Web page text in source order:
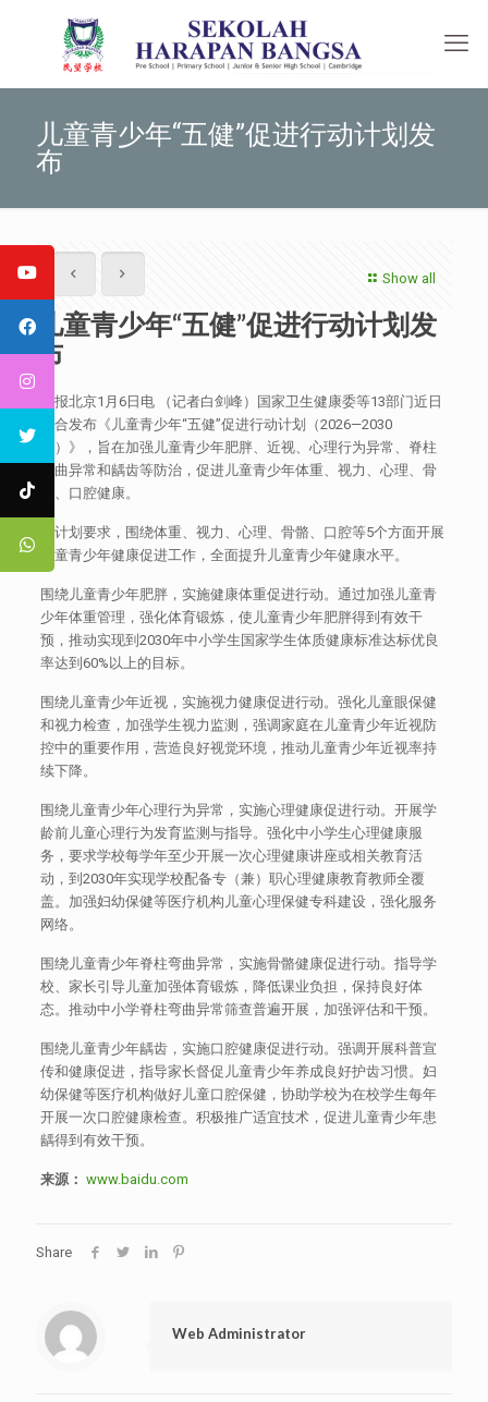
儿童青少年“五健”促进行动计划发
布
Show all
儿童青少年“五健”促进行动计划发
布
本报北京1月6日电 （记者白剑峰）国家卫生健康委等13部门近日
联合发布《儿童青少年“五健”促进行动计划（2026—2030
年）》，旨在加强儿童青少年肥胖、近视、心理行为异常、脊柱
弯曲异常和龋齿等防治，促进儿童青少年体重、视力、心理、骨
骼、口腔健康。
该计划要求，围绕体重、视力、心理、骨骼、口腔等5个方面开展
儿童青少年健康促进工作，全面提升儿童青少年健康水平。
围绕儿童青少年肥胖，实施健康体重促进行动。通过加强儿童青
少年体重管理，强化体育锻炼，使儿童青少年肥胖得到有效干
预，推动实现到2030年中小学生国家学生体质健康标准达标优良
率达到60%以上的目标。
围绕儿童青少年近视，实施视力健康促进行动。强化儿童眼保健
和视力检查，加强学生视力监测，强调家庭在儿童青少年近视防
控中的重要作用，营造良好视觉环境，推动儿童青少年近视率持
续下降。
围绕儿童青少年心理行为异常，实施心理健康促进行动。开展学
龄前儿童心理行为发育监测与指导。强化中小学生心理健康服
务，要求学校每学年至少开展一次心理健康讲座或相关教育活
动，到2030年实现学校配备专（兼）职心理健康教育教师全覆
盖。加强妇幼保健等医疗机构儿童心理保健专科建设，强化服务
网络。
围绕儿童青少年脊柱弯曲异常，实施骨骼健康促进行动。指导学
校、家长引导儿童加强体育锻炼，降低课业负担，保持良好体
态。推动中小学脊柱弯曲异常筛查普遍开展，加强评估和干预。
围绕儿童青少年龋齿，实施口腔健康促进行动。强调开展科普宣
传和健康促进，指导家长督促儿童青少年养成良好护齿习惯。妇
幼保健等医疗机构做好儿童口腔保健，协助学校为在校学生每年
开展一次口腔健康检查。积极推广适宜技术，促进儿童青少年患
龋得到有效干预。
来源： www.baidu.com
Share
Web Administrator